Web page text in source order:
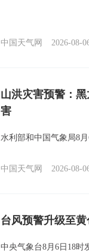
中国天气网 2026-08-
山洪灾害预警：
害
水利部和中国气象局8
中国天气网 2026-08-
台风预警升级至
中央气象台8月6日18时